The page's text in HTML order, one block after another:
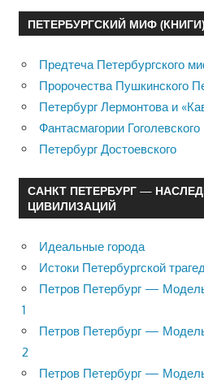
ПЕТЕРБУРГСКИЙ МИФ (КНИГИ)
Предтеча Петербургского
Пророчества Пушкинского
Петербург Лермонтова и
Фантасмагории
Петербург Достоевского
САНКТ ПЕТЕРБУРГ —
ЦИВИЛИЗАЦИЙ
Идеальные города
Истоки Петербургской
Петров Петербург —
1
Петров Петербург —
2
Петров Петербург —